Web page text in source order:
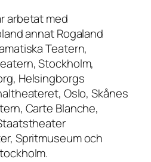
arbetat med
annat Rogaland
Teatern,
Stockholm,
Helsingborgs
Oslo, Skånes
Carte Blanche,
Spritmuseum och